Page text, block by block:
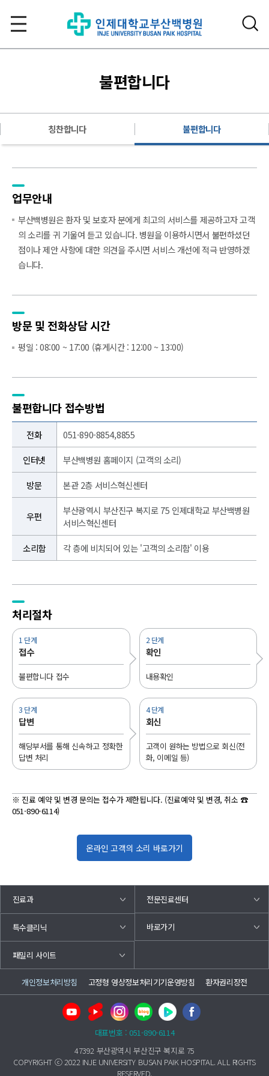
불편합니다
칭찬합니다 불편합니다
업무안내
부산백병원은 환자 및 보호자 분에게 최고의 서비스를 제공하고자 고객
의 소리를 귀 기울여 듣고 있습니다. 병원을 이용하시면서 불편하셨던
점이나 제안 사항에 대한 의견을 주시면 서비스 개선에 적극 반영하겠
습니다.
방문 및전화상담 시간
평일 : 08:00 ~ 17:00 (휴게시간 : 12:00 ~ 13:00)
불편합니다 접수방법
전화
051-890-8854,8855
인터넷
부산백병원 홈페이지 (고객의 소리)
방문
본관 2층 서비스혁신센터
우편
부산광역시 부산진구 복지로 75 인제대학교 부산백병원
서비스혁신센터
소리함
각 층에 비치되어 있는 '고객의 소리함' 이용
처리절차
1 단계
접수
불편합니다 접수
2 단계
확인
내용확인
3 단계
답변
해당부서를 통해 신속하고 정확한
답변 처리
4 단계
회신
고객이 원하는 방법으로 회신(전
화, 이메일 등)
※ 진료 예약 및 변경 문의는 접수가 제한됩니다. (진료예약 및 변경, 취소 ☎
051-890-6114)
온라인 고객의 소리 바로가기
진료과 전문진료센터
특수클리닉 바로가기
패밀리 사이트
개인정보처리방침 고정형 영상정보처리기기운영방침 환자권리장전
대표번호 : 051-890-6114
47392 부산광역시 부산진구 복지로 75
COPYRIGHT ⓒ 2022 INJE UNIVERSITY BUSAN PAIK HOSPITAL. ALL RIGHTS
RESERVED.